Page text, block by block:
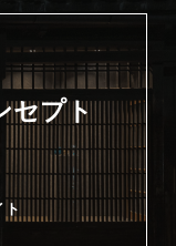
セプト